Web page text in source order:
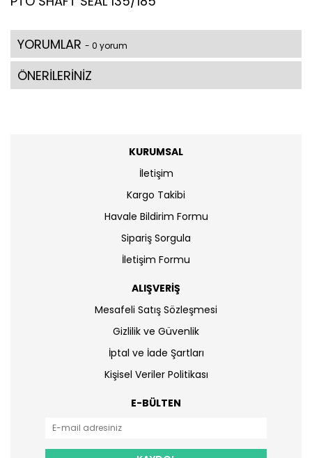
YORUMLAR - 0 yorum
ÖNERİLERİNİZ
KURUMSAL
İletişim
Kargo Takibi
Havale Bildirim Formu
Sipariş Sorgula
İletişim Formu
ALIŞVERİŞ
Mesafeli Satış Sözleşmesi
Gizlilik ve Güvenlik
İptal ve İade Şartları
Kişisel Veriler Politikası
E-BÜLTEN